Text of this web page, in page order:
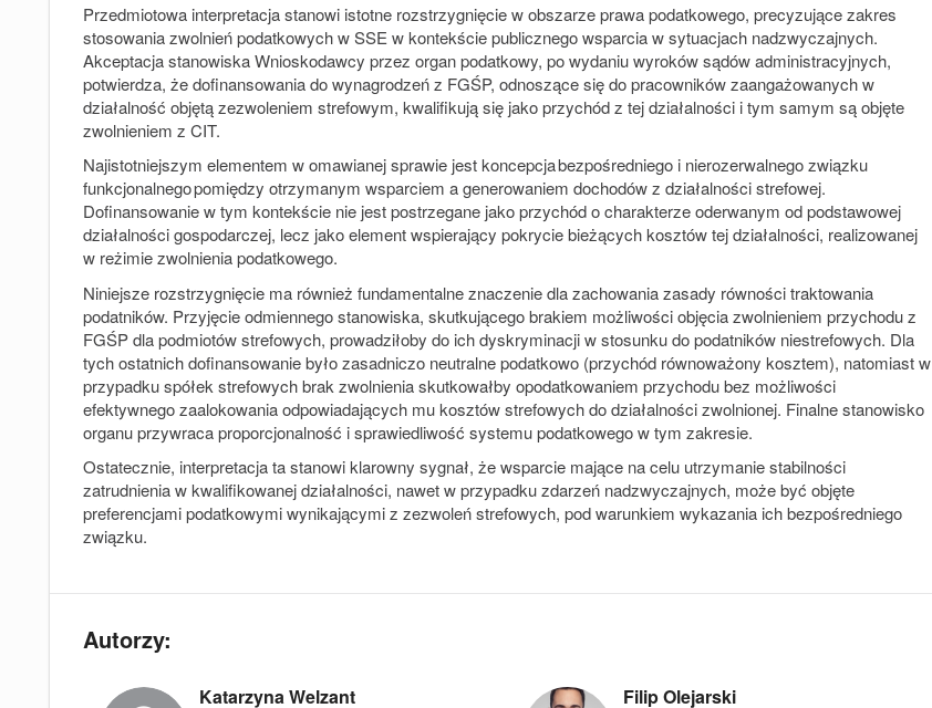
Przedmiotowa interpretacja stanowi istotne rozstrzygnięcie w obszarze prawa podatkowego, precyzujące zakres
stosowania zwolnień podatkowych w SSE w kontekście publicznego wsparcia w sytuacjach nadzwyczajnych.
Akceptacja stanowiska Wnioskodawcy przez organ podatkowy, po wydaniu wyroków sądów administracyjnych,
potwierdza, że dofinansowania do wynagrodzeń z FGŚP, odnoszące się do pracowników zaangażowanych w
działalność objętą zezwoleniem strefowym, kwalifikują się jako przychód z tej działalności i tym samym są objęte
zwolnieniem z CIT.
Najistotniejszym elementem w omawianej sprawie jest koncepcja bezpośredniego i nierozerwalnego związku
funkcjonalnego pomiędzy otrzymanym wsparciem a generowaniem dochodów z działalności strefowej.
Dofinansowanie w tym kontekście nie jest postrzegane jako przychód o charakterze oderwanym od podstawowej
działalności gospodarczej, lecz jako element wspierający pokrycie bieżących kosztów tej działalności, realizowanej
w reżimie zwolnienia podatkowego.
Niniejsze rozstrzygnięcie ma również fundamentalne znaczenie dla zachowania zasady równości traktowania
podatników. Przyjęcie odmiennego stanowiska, skutkującego brakiem możliwości objęcia zwolnieniem przychodu z
FGŚP dla podmiotów strefowych, prowadziłoby do ich dyskryminacji w stosunku do podatników niestrefowych. Dla
tych ostatnich dofinansowanie było zasadniczo neutralne podatkowo (przychód równoważony kosztem), natomiast w
przypadku spółek strefowych brak zwolnienia skutkowałby opodatkowaniem przychodu bez możliwości
efektywnego zaalokowania odpowiadających mu kosztów strefowych do działalności zwolnionej. Finalne stanowisko
organu przywraca proporcjonalność i sprawiedliwość systemu podatkowego w tym zakresie.
Ostatecznie, interpretacja ta stanowi klarowny sygnał, że wsparcie mające na celu utrzymanie stabilności
zatrudnienia w kwalifikowanej działalności, nawet w przypadku zdarzeń nadzwyczajnych, może być objęte
preferencjami podatkowymi wynikającymi z zezwoleń strefowych, pod warunkiem wykazania ich bezpośredniego
związku.
Autorzy:
Katarzyna Welzant Filip Olejarski